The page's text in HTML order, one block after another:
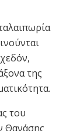
της
του
Θανάσης